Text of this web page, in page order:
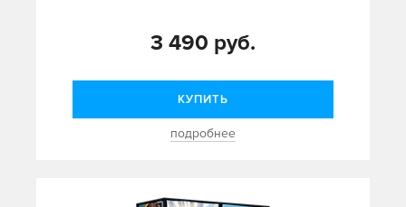
3 490 руб.
КУПИТЬ
подробнее